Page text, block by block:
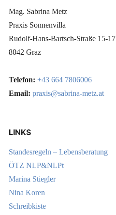
Mag. Sabrina Metz
Praxis Sonnenvilla
Rudolf-Hans-Bartsch-Straße 15-17
8042 Graz
Telefon: +43 664 7806006
Email: praxis@sabrina-metz.at
LINKS
Standesregeln – Lebensberatung
ÖTZ NLP&NLPt
Marina Stiegler
Nina Koren
Schreibkiste